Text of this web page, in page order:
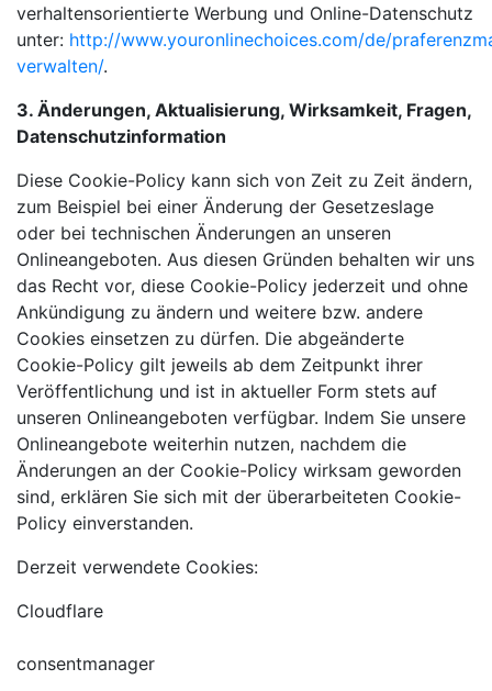
verhaltensorientierte Werbung und Online-Datenschutz
unter: http://www.youronlinechoices.com/de/
verwalten/.
3. Änderungen, Aktualisierung, Wirksamkeit, Fragen,
Datenschutzinformation
Diese Cookie-Policy kann sich von Zeit zu Zeit ändern,
zum Beispiel bei einer Änderung der Gesetzeslage
oder bei technischen Änderungen an unseren
Onlineangeboten. Aus diesen Gründen behalten wir uns
das Recht vor, diese Cookie-Policy jederzeit und ohne
Ankündigung zu ändern und weitere bzw. andere
Cookies einsetzen zu dürfen. Die abgeänderte
Cookie-Policy gilt jeweils ab dem Zeitpunkt ihrer
Veröffentlichung und ist in aktueller Form stets auf
unseren Onlineangeboten verfügbar. Indem Sie unsere
Onlineangebote weiterhin nutzen, nachdem die
Änderungen an der Cookie-Policy wirksam geworden
sind, erklären Sie sich mit der überarbeiteten Cookie-
Policy einverstanden.
Derzeit verwendete Cookies:
Cloudflare
consentmanager